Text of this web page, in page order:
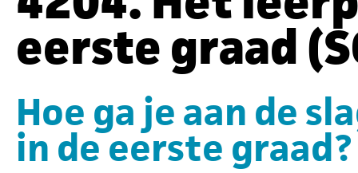
eerste graad
Hoe ga je aan de
in de eerste graad?